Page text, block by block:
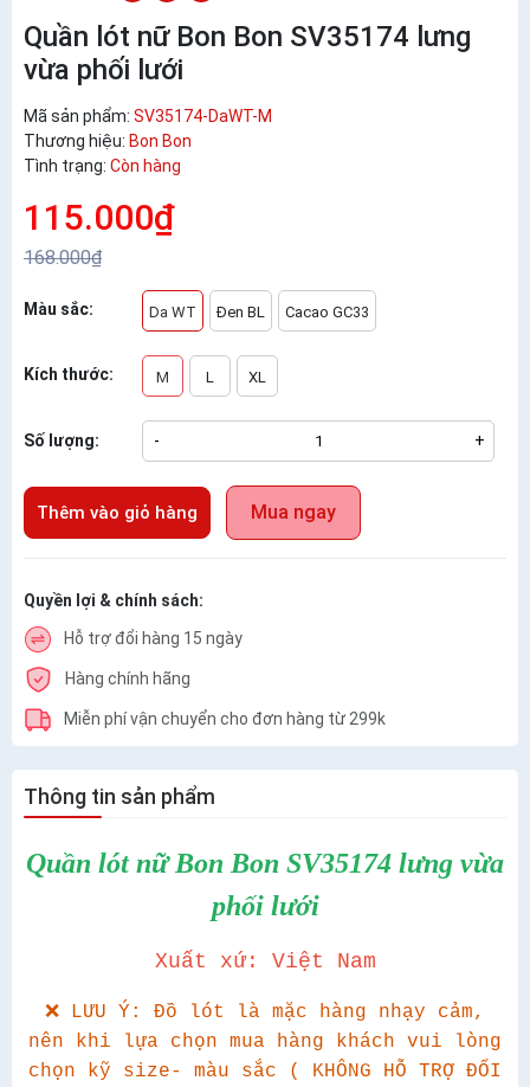
Quần lót nữ Bon Bon SV35174 lưng
vừa phối lưới
Mã sản phẩm: SV35174-DaWT-M
Thương hiệu: Bon Bon
Tình trạng: Còn hàng
115.000₫
168.000₫
Màu sắc: Da WT Đen BL Cacao GC33
Kích thước: M L XL
Số lượng: - +
Thêm vào giỏ hàng Mua ngay
Quyền lợi & chính sách:
Hỗ trợ đổi hàng 15 ngày
Hàng chính hãng
Miễn phí vận chuyển cho đơn hàng từ 299k
Thông tin sản phẩm
Quần lót nữ Bon Bon SV35174 lưng vừa
phối lưới
Xuất xứ: Việt Nam
❌ LƯU Ý: Đồ lót là mặc hàng nhạy cảm,
nên khi lựa chọn mua hàng khách vui lòng
chọn kỹ size- màu sắc ( KHÔNG HỖ TRỢ ĐỔI